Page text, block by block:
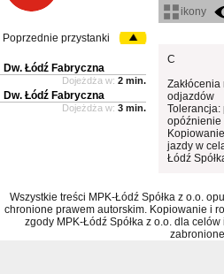
ikony
C
odjazdów
Tolerancja:
opóźnienie
jazdy w
Łódź
Poprzednie przystanki
Dw. Łódź Fabryczna
Dojeżdża w: 2 min.
Dw. Łódź Fabryczna
Dojeżdża w: 3 min.
Wszystkie treści MPK-Łódź Spółka z o.o.
chronione prawem autorskim. Kopiowanie i
zgody MPK-Łódź Spółka z o.o. dla